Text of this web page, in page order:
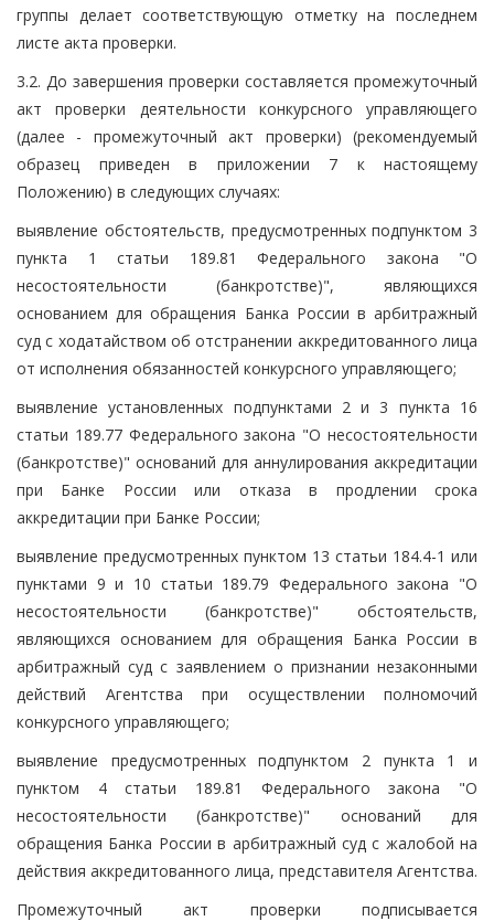
группы делает соответствующую отметку на последнем
листе акта проверки.
3.2. До завершения проверки составляется промежуточный
акт проверки деятельности конкурсного управляющего
(далее - промежуточный акт проверки) (рекомендуемый
образец приведен в приложении 7 к настоящему
Положению) в следующих случаях:
выявление обстоятельств, предусмотренных подпунктом 3
пункта 1 статьи 189.81 Федерального закона "О
несостоятельности (банкротстве)", являющихся
основанием для обращения Банка России в арбитражный
суд с ходатайством об отстранении аккредитованного лица
от исполнения обязанностей конкурсного управляющего;
выявление установленных подпунктами 2 и 3 пункта 16
статьи 189.77 Федерального закона "О несостоятельности
(банкротстве)" оснований для аннулирования аккредитации
при Банке России или отказа в продлении срока
аккредитации при Банке России;
выявление предусмотренных пунктом 13 статьи 184.4-1 или
пунктами 9 и 10 статьи 189.79 Федерального закона "О
несостоятельности (банкротстве)" обстоятельств,
являющихся основанием для обращения Банка России в
арбитражный суд с заявлением о признании незаконными
действий Агентства при осуществлении полномочий
конкурсного управляющего;
выявление предусмотренных подпунктом 2 пункта 1 и
пунктом 4 статьи 189.81 Федерального закона "О
несостоятельности (банкротстве)" оснований для
обращения Банка России в арбитражный суд с жалобой на
действия аккредитованного лица, представителя Агентства.
Промежуточный акт проверки подписывается